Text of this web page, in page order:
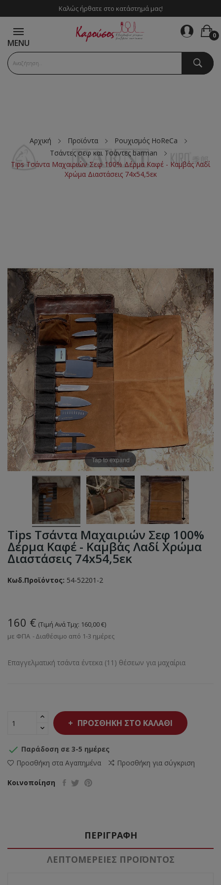
Καλώς ήρθατε στο κατάστημά μας!
MENU
0
Αρχική Προϊόντα
Ρουχισμός HoReCa
Τσάντες σεφ και Τσάντες barman
Tips Τσάντα Μαχαιριών Σεφ 100% Δέρμα Καφέ - Καμβάς Λαδί
Χρώμα Διαστάσεις 74x54,5εκ
Tap to expand
Tips Τσάντα Μαχαιριών Σεφ 100%
Δέρμα Καφέ - Καμβάς Λαδί Χρώμα
Διαστάσεις 74x54,5εκ
Κωδ.Προϊόντος: 54-52201-2
160 € (Τιμή Ανά Τμχ: 160,00 €)
με ΦΠΑ
Διαθέσιμο από 1-3 ημέρες
Επαγγελματική τσάντα έντεκα (11) θέσεων για μαχαίρια
ΠΡΟΣΘΉΚΗ ΣΤΟ ΚΑΛΆΘΙ
 Παράδοση σε 3-5 ημέρες
Προσθήκη στα Αγαπημένα
Προσθήκη για σύγκριση
Κοινοποίηση
ΠΕΡΙΓΡΑΦΉ
ΛΕΠΤΟΜΈΡΕΙΕΣ ΠΡΟΪΌΝΤΟΣ